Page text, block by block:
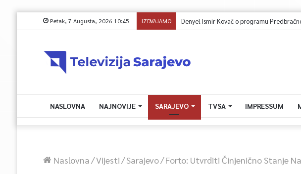
Petak, 7 Augusta, 2026 10:45 IZDVAJAMO Damir Šantić o vremenu tokom vikenda:
NASLOVNA NAJNOVIJE SARAJEVO TVSA IMPRESSUM
Naslovna/Vijesti/Sarajevo/Forto: Utvrditi Činjenično Stanje Na